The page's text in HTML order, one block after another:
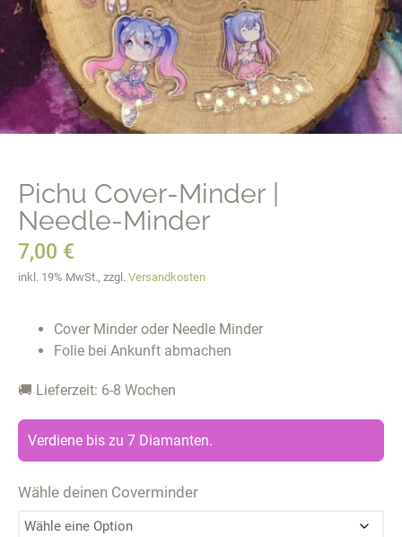
Pichu Cover-Minder |
Needle-Minder
7,00 €
inkl. 19% MwSt., zzgl. Versandkosten
Cover Minder oder Needle Minder
Folie bei Ankunft abmachen
🚚 Lieferzeit: 6-8 Wochen
Verdiene bis zu 7 Diamanten.
Wähle deinen Coverminder